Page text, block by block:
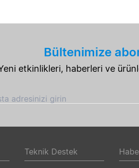
Bültenimize
etkinlikleri, haberleri ve
adresinizi girin
Teknik Destek